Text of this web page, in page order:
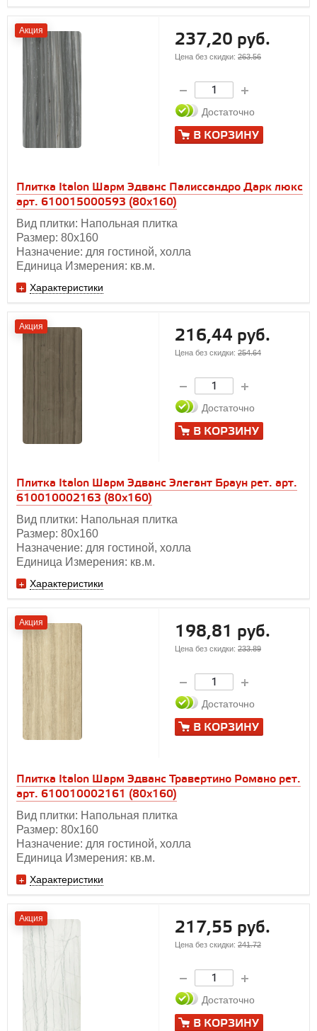
Акция
Плитка Italon Шарм Эдванс Палиссандро Дарк люкс
арт. 610015000593 (80x160)
Вид плитки: Напольная плитка
Размер: 80х160
Назначение: для гостиной, холла
Единица Измерения: кв.м.
Характеристики
237,20 руб.
Цена без скидки: 263.56
Достаточно
В КОРЗИНУ
Акция
Плитка Italon Шарм Эдванс Элегант Браун рет. арт.
610010002163 (80x160)
Вид плитки: Напольная плитка
Размер: 80х160
Назначение: для гостиной, холла
Единица Измерения: кв.м.
Характеристики
216,44 руб.
Цена без скидки: 254.64
Достаточно
В КОРЗИНУ
Акция
Плитка Italon Шарм Эдванс Травертино Романо рет.
арт. 610010002161 (80x160)
Вид плитки: Напольная плитка
Размер: 80х160
Назначение: для гостиной, холла
Единица Измерения: кв.м.
Характеристики
198,81 руб.
Цена без скидки: 233.89
Достаточно
В КОРЗИНУ
Акция 217,55 руб.
Цена без скидки: 241.72
Достаточно
В КОРЗИНУ